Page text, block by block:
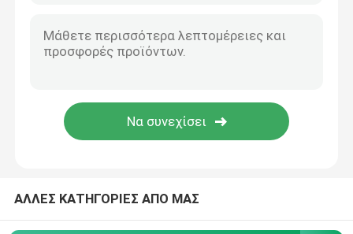
Μπουκάλι σαμπουάν και εδαφοβελτιωτικών
ΑΛΛΕΣ ΚΑΤΗΓΟΡΙΕΣ ΑΠΟ ΜΑΣ